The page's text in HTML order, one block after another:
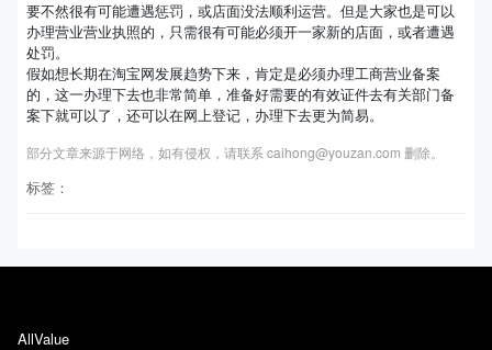
要不然很有可能遭遇惩罚，或店面没法顺利运营。但是大家也是可以
办理营业营业执照的，只需很有可能必须开一家新的店面，或者遭遇
处罚。
假如想长期在淘宝网发展趋势下来，肯定是必须办理工商营业备案
的，这一办理下去也非常简单，准备好需要的有效证件去有关部门备
案下就可以了，还可以在网上登记，办理下去更为简易。
部分文章来源于网络，如有侵权，请联系 caihong@youzan.com 删除。
标签：
AllValue